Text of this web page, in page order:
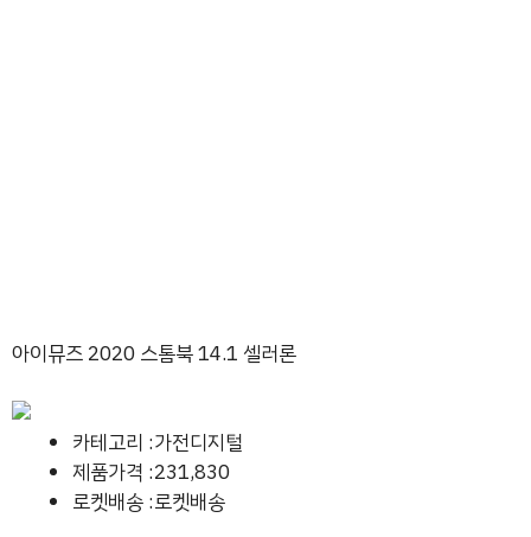
아이뮤즈 2020 스톰북 14.1 셀러론
카테고리 :가전디지털
제품가격 :231,830
로켓배송 :로켓배송